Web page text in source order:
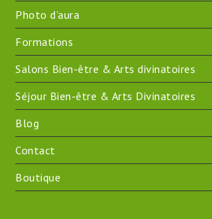
Photo d’aura
Formations
Salons Bien-être & Arts divinatoires
Séjour Bien-être & Arts Divinatoires
Blog
Contact
Boutique